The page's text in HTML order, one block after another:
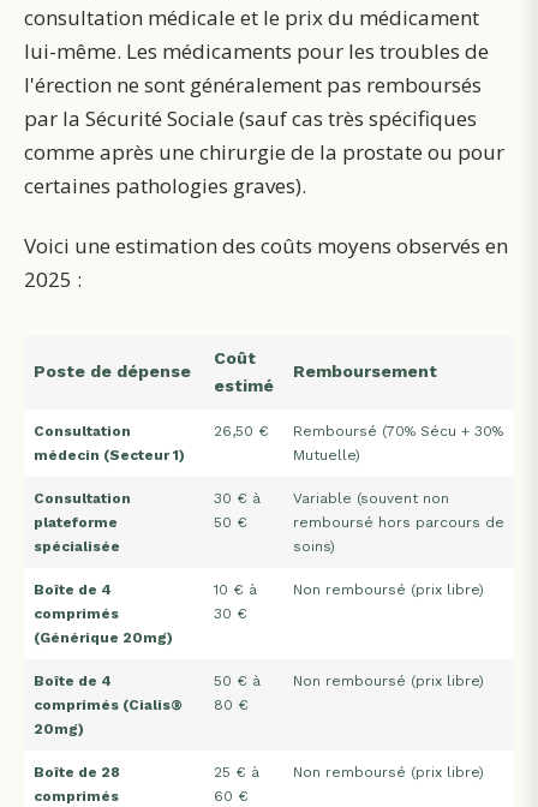
consultation médicale et le prix du médicament
lui-même. Les médicaments pour les troubles de
l'érection ne sont généralement pas remboursés
par la Sécurité Sociale (sauf cas très spécifiques
comme après une chirurgie de la prostate ou pour
certaines pathologies graves).
Voici une estimation des coûts moyens observés en
2025 :
Poste de dépense
Coût
estimé
Remboursement
Consultation
médecin (Secteur 1)
26,50 €
Remboursé (70% Sécu + 30%
Mutuelle)
Consultation
plateforme
spécialisée
30 € à
50 €
Variable (souvent non
remboursé hors parcours de
soins)
Boîte de 4
comprimés
(Générique 20mg)
10 € à
30 €
Non remboursé (prix libre)
Boîte de 4
comprimés (Cialis®
20mg)
50 € à
80 €
Non remboursé (prix libre)
Boîte de 28
comprimés
25 € à
60 €
Non remboursé (prix libre)